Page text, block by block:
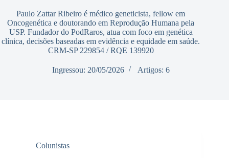
Paulo Zattar Ribeiro é médico geneticista, fellow em
Oncogenética e doutorando em Reprodução Humana pela
USP. Fundador do PodRaros, atua com foco em genética
clínica, decisões baseadas em evidência e equidade em saúde.
CRM-SP 229854 / RQE 139920
Ingressou: 20/05/2026 Artigos: 6
Colunistas